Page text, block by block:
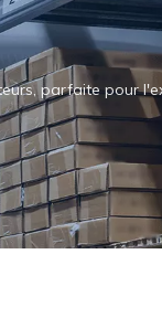
parfaite pour